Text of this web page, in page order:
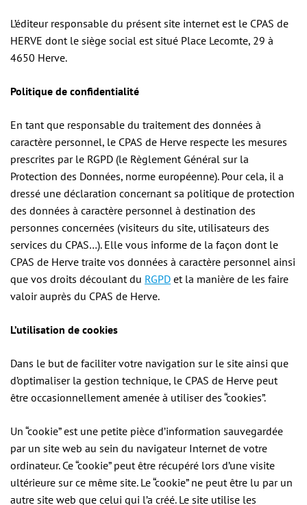
L’éditeur responsable du présent site internet est le CPAS de
HERVE dont le siège social est situé Place Lecomte, 29 à
4650 Herve.
Politique de confidentialité
En tant que responsable du traitement des données à
caractère personnel, le CPAS de Herve respecte les mesures
prescrites par le RGPD (le Règlement Général sur la
Protection des Données, norme européenne). Pour cela, il a
dressé une déclaration concernant sa politique de protection
des données à caractère personnel à destination des
personnes concernées (visiteurs du site, utilisateurs des
services du CPAS…). Elle vous informe de la façon dont le
CPAS de Herve traite vos données à caractère personnel ainsi
que vos droits découlant du RGPD et la manière de les faire
valoir auprès du CPAS de Herve.
L’utilisation de cookies
Dans le but de faciliter votre navigation sur le site ainsi que
d’optimaliser la gestion technique, le CPAS de Herve peut
être occasionnellement amenée à utiliser des “cookies”.
Un “cookie” est une petite pièce d’information sauvegardée
par un site web au sein du navigateur Internet de votre
ordinateur. Ce “cookie” peut être récupéré lors d’une visite
ultérieure sur ce même site. Le “cookie” ne peut être lu par un
autre site web que celui qui l’a créé. Le site utilise les